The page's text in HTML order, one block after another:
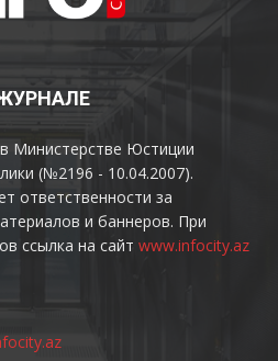
Министерстве Юстиции
(№2196 - 10.04.2007).
ответственности за
и баннеров. При
ссылка на сайт www.infocity.az